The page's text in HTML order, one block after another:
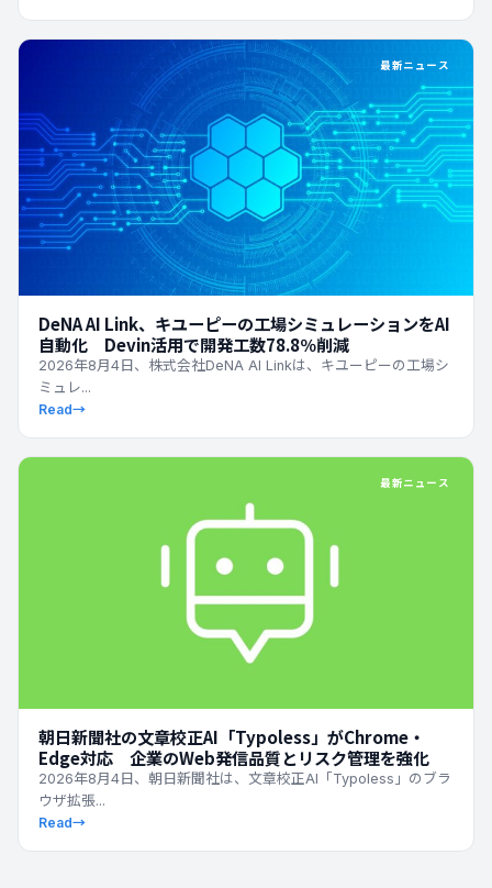
最新ニュース
DeNA AI Link、キユーピーの工場シミュレーションをAI
自動化 Devin活用で開発工数78.8％削減
2026年8月4日、株式会社DeNA AI Linkは、キユーピーの工場シ
ミュレ...
Read→
最新ニュース
朝日新聞社の文章校正AI「Typoless」がChrome・
Edge対応 企業のWeb発信品質とリスク管理を強化
2026年8月4日、朝日新聞社は、文章校正AI「Typoless」のブラ
ウザ拡張...
Read→